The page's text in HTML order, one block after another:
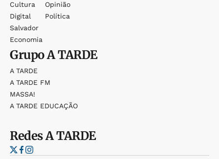
Cultura
Digital
Salvador
Economia
Opinião
Política
GrupoA TARDE
A TARDE
A TARDE FM
MASSA!
A TARDE EDUCAÇÃO
RedesA TARDE